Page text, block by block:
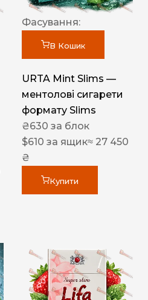
Фасування:
В Кошик
URTA Mint Slims —
ментолові сигарети
формату Slims
₴630 за блок
$610 за ящик≈ 27 450
₴
Купити